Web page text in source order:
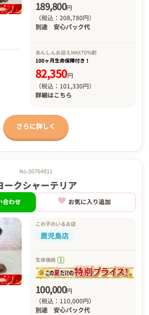
189,800円
（税込：208,780円）
別途 安心パック代
あんしんお迎え MAX70%割
100ヶ月生命保障付き！
82,350円
（税込：101,330円）
詳細はこちら
さらに詳しく
No.00764811
ークシャーテリア
合わせ お気に入り追加
この子のいるお店
鹿児島店
生体価格
100,000円
（税込：110,000円）
別途 安心パック代